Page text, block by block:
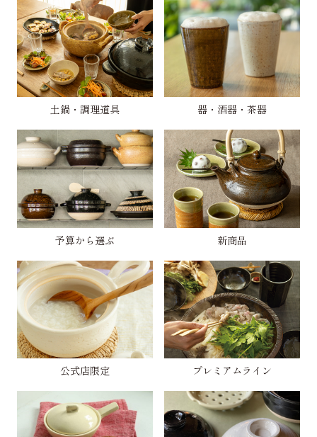
土鍋・調理道具 器・酒器・茶器
予算から選ぶ 新商品
公式店限定 プレミアムライン